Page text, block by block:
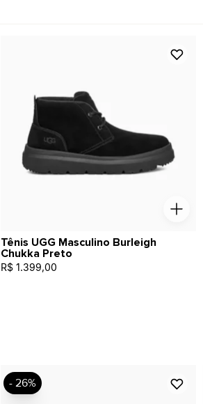
Tênis UGG Masculino Burleigh
Chukka Preto
R$ 1.399,00
- 26%